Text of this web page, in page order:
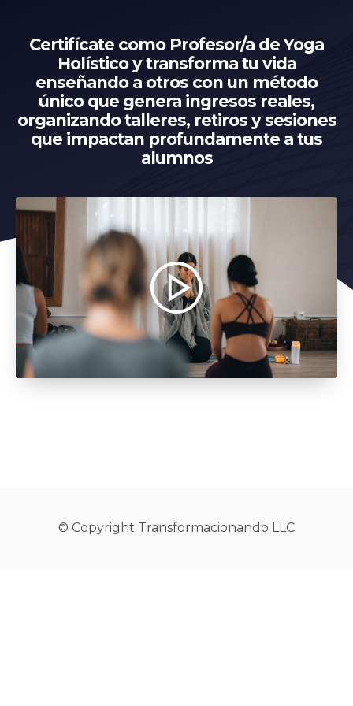
Certifícate como Profesor/a de Yoga
Holístico y transforma tu vida
enseñando a otros con un método
único que genera ingresos reales,
organizando talleres, retiros y sesiones
que impactan profundamente a tus
alumnos
© Copyright Transformacionando LLC